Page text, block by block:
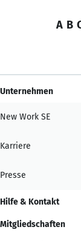
A B
Unternehmen
New Work SE
Karriere
Presse
Hilfe & Kontakt
Mitgliedschaften